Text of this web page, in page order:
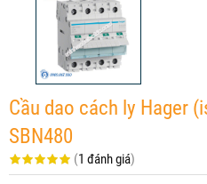
Cầu dao cách ly Hager
SBN480
(1 đánh giá)